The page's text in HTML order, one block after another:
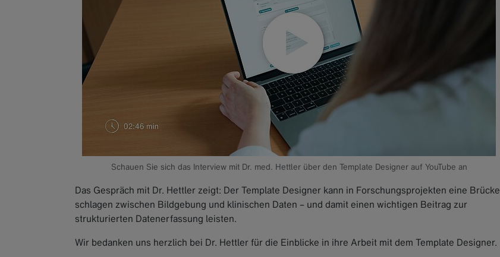
Schauen Sie sich das Interview mit Dr. med. Hettler über den Template Designer auf YouTube an
Das Gespräch mit Dr. Hettler zeigt: Der Template Designer kann in Forschungsprojekten eine Brücke
schlagen zwischen Bildgebung und klinischen Daten – und damit einen wichtigen Beitrag zur
strukturierten Datenerfassung leisten.
Wir bedanken uns herzlich bei Dr. Hettler für die Einblicke in ihre Arbeit mit dem Template Designer.